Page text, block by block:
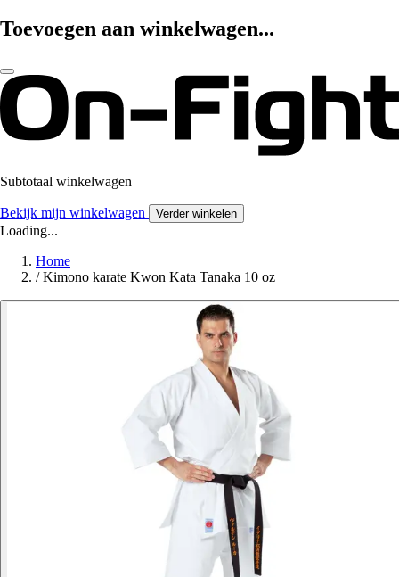
Toevoegen aan winkelwagen...
Subtotaal winkelwagen
Bekijk mijn winkelwagen Verder winkelen
Loading...
Home
/ Kimono karate Kwon Kata Tanaka 10 oz